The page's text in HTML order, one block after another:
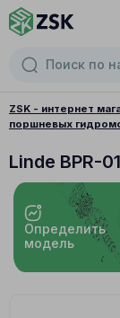
ZSK - интернет
поршневых
Linde BPR-01
Определить
модель